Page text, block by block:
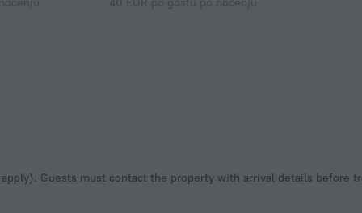
Guests must contact the property with arrival details before